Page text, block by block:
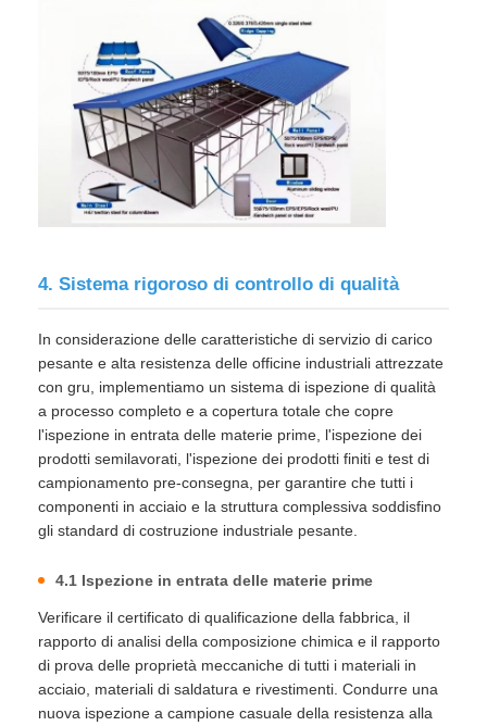
4. Sistema rigoroso di controllo di qualità
In considerazione delle caratteristiche di servizio di carico
pesante e alta resistenza delle officine industriali attrezzate
con gru, implementiamo un sistema di ispezione di qualità
a processo completo e a copertura totale che copre
l'ispezione in entrata delle materie prime, l'ispezione dei
prodotti semilavorati, l'ispezione dei prodotti finiti e test di
campionamento pre-consegna, per garantire che tutti i
componenti in acciaio e la struttura complessiva soddisfino
gli standard di costruzione industriale pesante.
4.1 Ispezione in entrata delle materie prime
Verificare il certificato di qualificazione della fabbrica, il
rapporto di analisi della composizione chimica e il rapporto
di prova delle proprietà meccaniche di tutti i materiali in
acciaio, materiali di saldatura e rivestimenti. Condurre una
nuova ispezione a campione casuale della resistenza alla